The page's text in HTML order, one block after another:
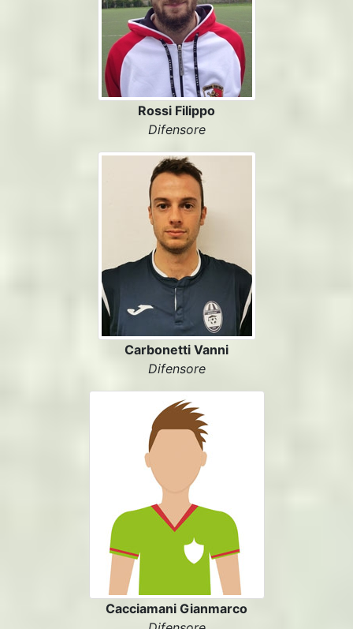
Rossi Filippo
Difensore
Carbonetti Vanni
Difensore
Cacciamani Gianmarco